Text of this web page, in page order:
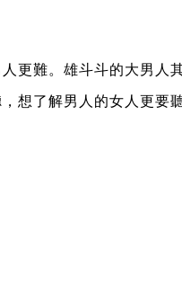
更難。雄斗斗的大男人
想了解男人的女人更要聽